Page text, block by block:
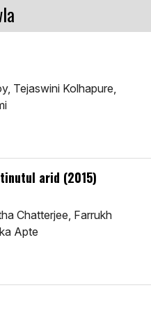
Tejaswini Kolhapure,
arid (2015)
Chatterjee, Farrukh
Apte